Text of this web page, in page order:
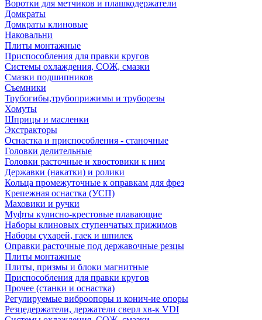
Воротки для метчиков и плашкодержатели
Домкраты
Домкраты клиновые
Наковальни
Плиты монтажные
Приспособления для правки кругов
Системы охлаждения, СОЖ, смазки
Смазки подшипников
Съемники
Трубогибы,трубоприжимы и труборезы
Хомуты
Шприцы и масленки
Экстракторы
Оснастка и приспособления - станочные
Головки делительные
Головки расточные и хвостовики к ним
Державки (накатки) и ролики
Кольца промежуточные к оправкам для фрез
Крепежная оснастка (УСП)
Маховики и ручки
Муфты кулисно-крестовые плавающие
Наборы клиновых ступенчатых прижимов
Наборы сухарей, гаек и шпилек
Оправки расточные под державочные резцы
Плиты монтажные
Плиты, призмы и блоки магнитные
Приспособления для правки кругов
Прочее (станки и оснастка)
Регулируемые виброопоры и конич-ие опоры
Резцедержатели, держатели сверл хв-к VDI